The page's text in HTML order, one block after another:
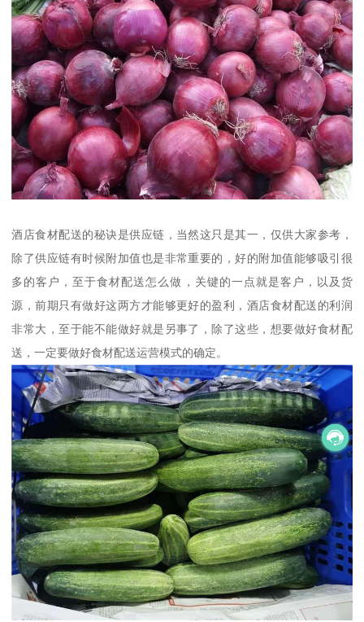
酒店食材配送的秘诀是供应链，当然这只是其一，仅供大家参考，
除了供应链有时候附加值也是非常重要的，好的附加值能够吸引很
多的客户，至于食材配送怎么做，关键的一点就是客户，以及货
源，前期只有做好这两方才能够更好的盈利，酒店食材配送的利润
非常大，至于能不能做好就是另事了，除了这些，想要做好食材配
送，一定要做好食材配送运营模式的确定。